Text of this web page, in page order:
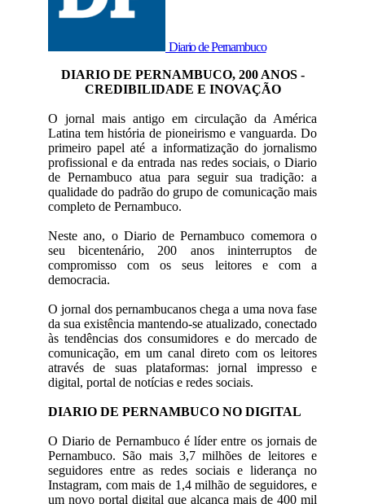
Diario de Pernambuco
DIARIO DE PERNAMBUCO, 200 ANOS -
CREDIBILIDADE E INOVAÇÃO
O jornal mais antigo em circulação da América
Latina tem história de pioneirismo e vanguarda. Do
primeiro papel até a informatização do jornalismo
profissional e da entrada nas redes sociais, o Diario
de Pernambuco atua para seguir sua tradição: a
qualidade do padrão do grupo de comunicação mais
completo de Pernambuco.
Neste ano, o Diario de Pernambuco comemora o
seu bicentenário, 200 anos ininterruptos de
compromisso com os seus leitores e com a
democracia.
O jornal dos pernambucanos chega a uma nova fase
da sua existência mantendo-se atualizado, conectado
às tendências dos consumidores e do mercado de
comunicação, em um canal direto com os leitores
através de suas plataformas: jornal impresso e
digital, portal de notícias e redes sociais.
DIARIO DE PERNAMBUCO NO DIGITAL
O Diario de Pernambuco é líder entre os jornais de
Pernambuco. São mais 3,7 milhões de leitores e
seguidores entre as redes sociais e liderança no
Instagram, com mais de 1,4 milhão de seguidores, e
um novo portal digital que alcança mais de 400 mil